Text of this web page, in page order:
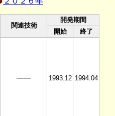
関連技術
開発期間
開始
終了
1993.12 1994.04